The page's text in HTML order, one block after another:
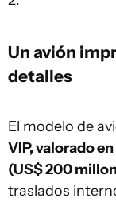
Un avión
detalles
El modelo de
VIP, valorado
(US$ 200
traslados